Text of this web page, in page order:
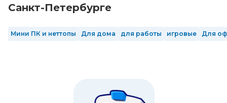
Санкт-Петербургe
Мини ПК и неттопы Для дома для работы игровые Для